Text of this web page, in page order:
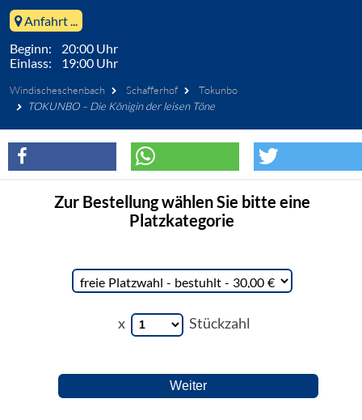
Anfahrt ...
Beginn: 20:00 Uhr
Einlass: 19:00 Uhr
Windischeschenbach Schafferhof
Tokunbo
TOKUNBO – Die Königin der leisen Töne
Zur Bestellung wählen Sie bitte eine
Platzkategorie
x Stückzahl